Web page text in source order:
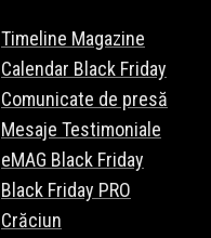
Timeline Magazine
Calendar Black Friday
Comunicate de presă
Mesaje Testimoniale
eMAG Black Friday
Black Friday PRO
Crăciun